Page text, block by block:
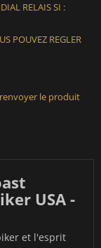
RELAIS SI :
POUVEZ REGLER
le produit
USA -
et l'esprit